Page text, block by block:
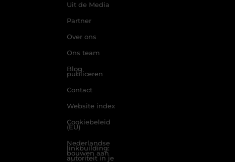
Uit de Media
Partner
Over ons
Ons team
Blog
publiceren
Contact
Website index
Cookiebeleid
(EU)
Nederlandse
linkbuilding:
bouwen aan
autoriteit in je